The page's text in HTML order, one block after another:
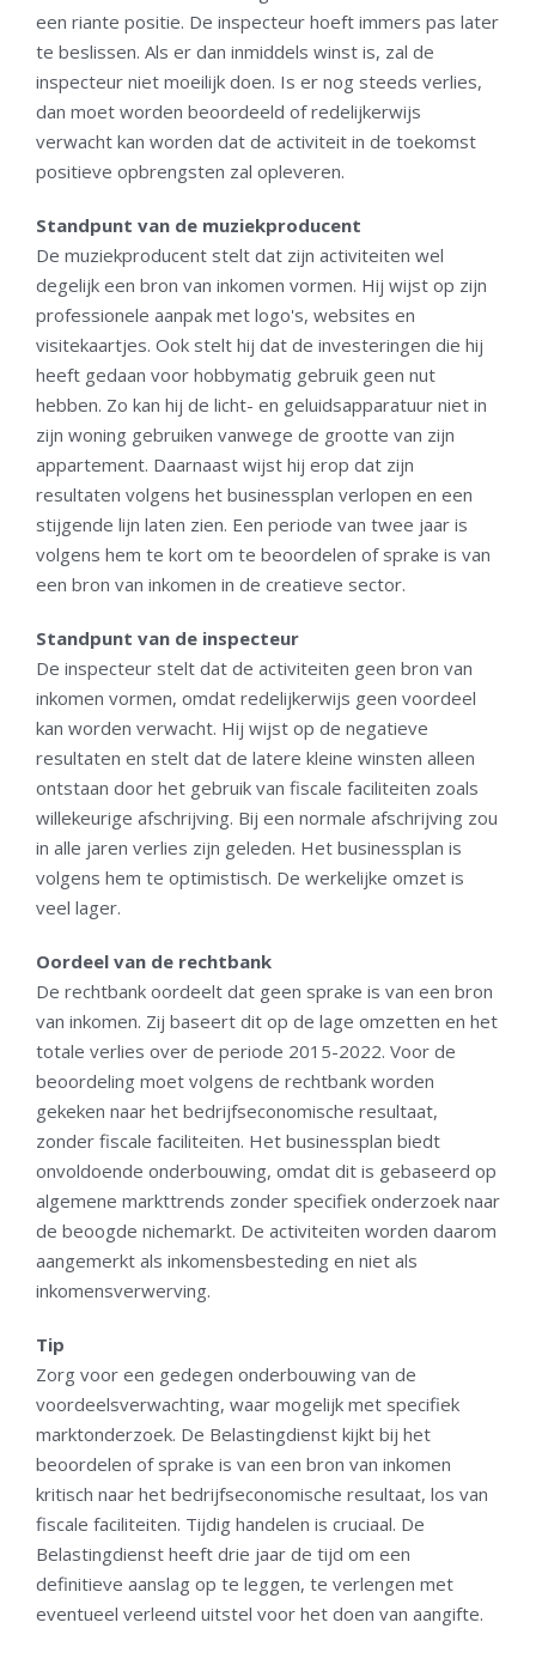
een riante positie. De inspecteur hoeft immers pas later
te beslissen. Als er dan inmiddels winst is, zal de
inspecteur niet moeilijk doen. Is er nog steeds verlies,
dan moet worden beoordeeld of redelijkerwijs
verwacht kan worden dat de activiteit in de toekomst
positieve opbrengsten zal opleveren.
Standpunt van de muziekproducent
De muziekproducent stelt dat zijn activiteiten wel
degelijk een bron van inkomen vormen. Hij wijst op zijn
professionele aanpak met logo's, websites en
visitekaartjes. Ook stelt hij dat de investeringen die hij
heeft gedaan voor hobbymatig gebruik geen nut
hebben. Zo kan hij de licht- en geluidsapparatuur niet in
zijn woning gebruiken vanwege de grootte van zijn
appartement. Daarnaast wijst hij erop dat zijn
resultaten volgens het businessplan verlopen en een
stijgende lijn laten zien. Een periode van twee jaar is
volgens hem te kort om te beoordelen of sprake is van
een bron van inkomen in de creatieve sector.
Standpunt van de inspecteur
De inspecteur stelt dat de activiteiten geen bron van
inkomen vormen, omdat redelijkerwijs geen voordeel
kan worden verwacht. Hij wijst op de negatieve
resultaten en stelt dat de latere kleine winsten alleen
ontstaan door het gebruik van fiscale faciliteiten zoals
willekeurige afschrijving. Bij een normale afschrijving zou
in alle jaren verlies zijn geleden. Het businessplan is
volgens hem te optimistisch. De werkelijke omzet is
veel lager.
Oordeel van de rechtbank
De rechtbank oordeelt dat geen sprake is van een bron
van inkomen. Zij baseert dit op de lage omzetten en het
totale verlies over de periode 2015-2022. Voor de
beoordeling moet volgens de rechtbank worden
gekeken naar het bedrijfseconomische resultaat,
zonder fiscale faciliteiten. Het businessplan biedt
onvoldoende onderbouwing, omdat dit is gebaseerd op
algemene markttrends zonder specifiek onderzoek naar
de beoogde nichemarkt. De activiteiten worden daarom
aangemerkt als inkomensbesteding en niet als
inkomensverwerving.
Tip
Zorg voor een gedegen onderbouwing van de
voordeelsverwachting, waar mogelijk met specifiek
marktonderzoek. De Belastingdienst kijkt bij het
beoordelen of sprake is van een bron van inkomen
kritisch naar het bedrijfseconomische resultaat, los van
fiscale faciliteiten. Tijdig handelen is cruciaal. De
Belastingdienst heeft drie jaar de tijd om een
definitieve aanslag op te leggen, te verlengen met
eventueel verleend uitstel voor het doen van aangifte.